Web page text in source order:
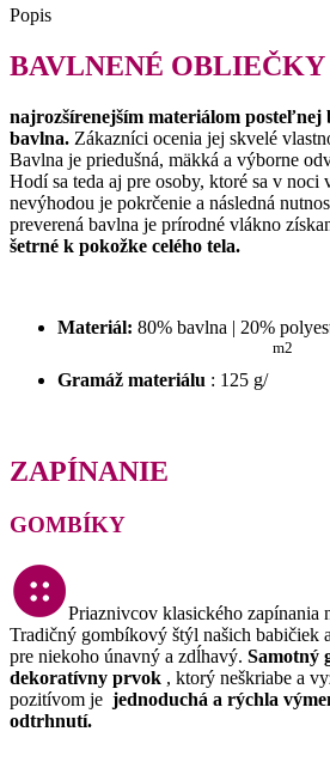
Popis
BAVLNENÉ OBLIEČKY
najrozšírenejším materiálom posteľnej
bavlna. Zákazníci ocenia jej skvelé
Bavlna je priedušná, mäkká a výborne
Hodí sa teda aj pre osoby, ktoré sa v noci
nevýhodou je pokrčenie a následná
preverená bavlna je prírodné vlákno
šetrné k pokožke celého tela.
Materiál: 80% bavlna | 20%
Gramáž materiálu : 125 g/
m2
ZAPÍNANIE
GOMBÍKY
Priaznivcov klasického zapínania
Tradičný gombíkový štýl našich babičiek
pre niekoho únavný a zdĺhavý. Samotný
dekoratívny prvok , ktorý neškriabe a
pozitívom je jednoduchá a rýchla
odtrhnutí.